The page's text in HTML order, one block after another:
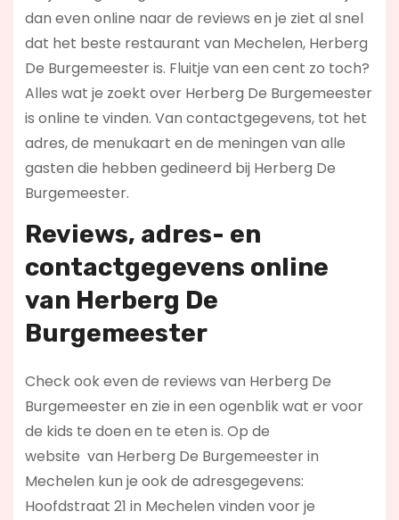
dan even online naar de reviews en je ziet al snel
dat het beste restaurant van Mechelen, Herberg
De Burgemeester is. Fluitje van een cent zo toch?
Alles wat je zoekt over Herberg De Burgemeester
is online te vinden. Van contactgegevens, tot het
adres, de menukaart en de meningen van alle
gasten die hebben gedineerd bij Herberg De
Burgemeester.
Reviews, adres- en
contactgegevens online
van Herberg De
Burgemeester
Check ook even de reviews van Herberg De
Burgemeester en zie in een ogenblik wat er voor
de kids te doen en te eten is. Op de
website van Herberg De Burgemeester in
Mechelen kun je ook de adresgegevens:
Hoofdstraat 21 in Mechelen vinden voor je